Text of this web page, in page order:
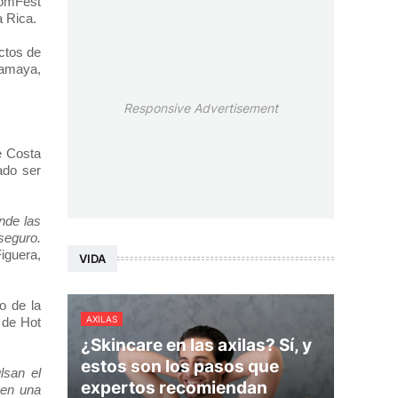
Rica.
de
Costa
ser
las
de la
Hot
el
una
Responsive Advertisement
VIDA
AXILAS
¿Skincare en las axilas? Sí, y
estos son los pasos que
expertos recomiendan